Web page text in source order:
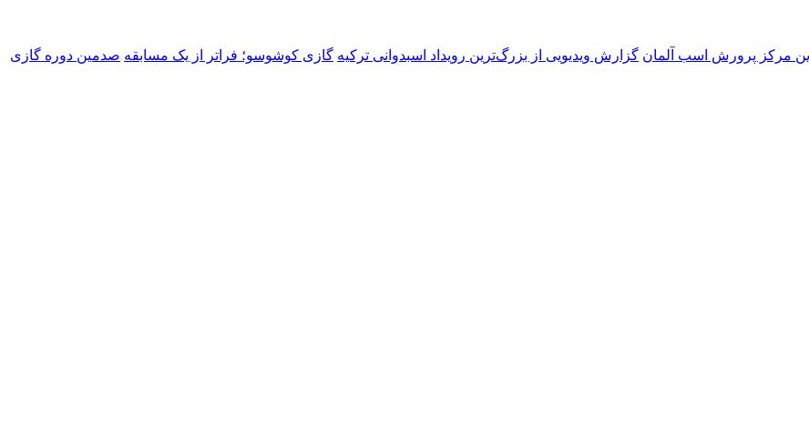
گزارش ویدیویی از بزرگ‌ترین رویداد اسبدوانی ترکیه گازی کوشوسو؛ فراتر از یک مسابقه صدمین دوره گازی